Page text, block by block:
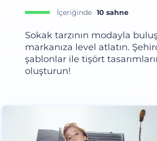
İçeriğinde 10 sahne
Sokak tarzının modayla
markanıza level atlatın.
şablonlar ile tişört
oluşturun!